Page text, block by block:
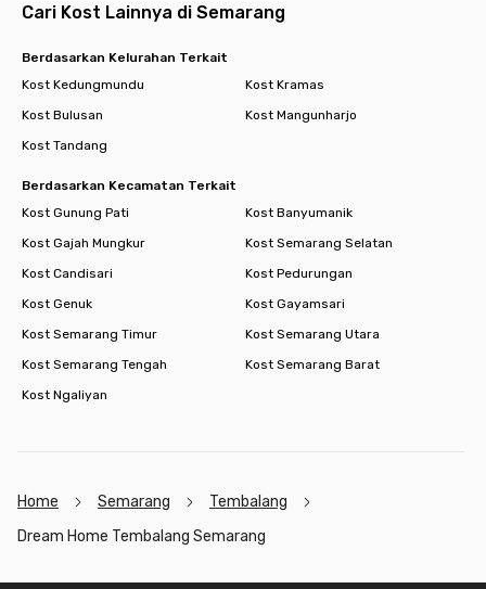
Cari Kost Lainnya di Semarang
Berdasarkan Kelurahan Terkait
Kost Kedungmundu
Kost Kramas
Kost Bulusan
Kost Mangunharjo
Kost Tandang
Berdasarkan Kecamatan Terkait
Kost Gunung Pati
Kost Banyumanik
Kost Gajah Mungkur
Kost Semarang Selatan
Kost Candisari
Kost Pedurungan
Kost Genuk
Kost Gayamsari
Kost Semarang Timur
Kost Semarang Utara
Kost Semarang Tengah
Kost Semarang Barat
Kost Ngaliyan
Home Semarang
Tembalang
Dream Home Tembalang Semarang